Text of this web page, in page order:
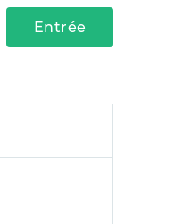
Entrée